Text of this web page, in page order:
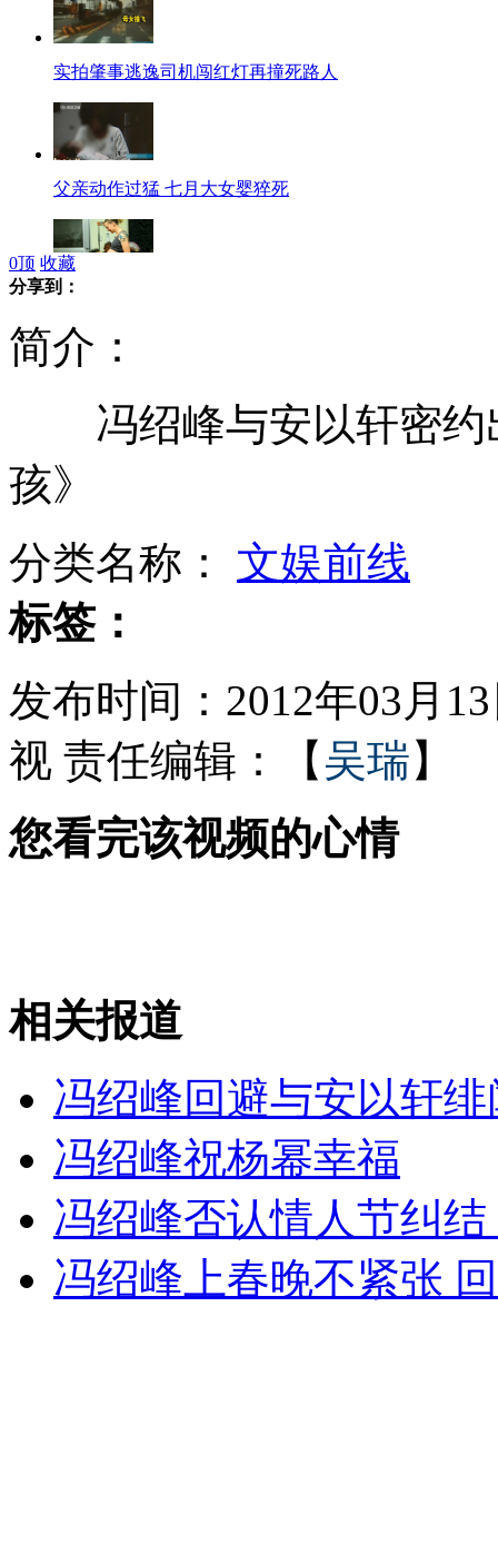
实拍肇事逃逸司机闯红灯再撞死路人
父亲动作过猛 七月大女婴猝死
美研制超级阿司匹林抗癌强25万倍
萨科奇小儿子总统府外袭女警
3.15期间网络公关删帖价格翻番
女孩北京地铁殴打老人 痛下狠手拳打脚踢
无痛分娩是否安全 医生回应
外交部：反对强权政治霸凌主义
0顶 收藏
分享到：
简介：
冯绍峰与安以轩密约
孩》
分类名称： 文娱前线
标签：
发布时间：2012年03月
视 责任编辑：【 吴瑞】
您看完该视频的心情
相关报道
冯绍峰回避与安以轩
冯绍峰祝杨幂幸福
冯绍峰否认情人节纠
冯绍峰上春晚不紧张